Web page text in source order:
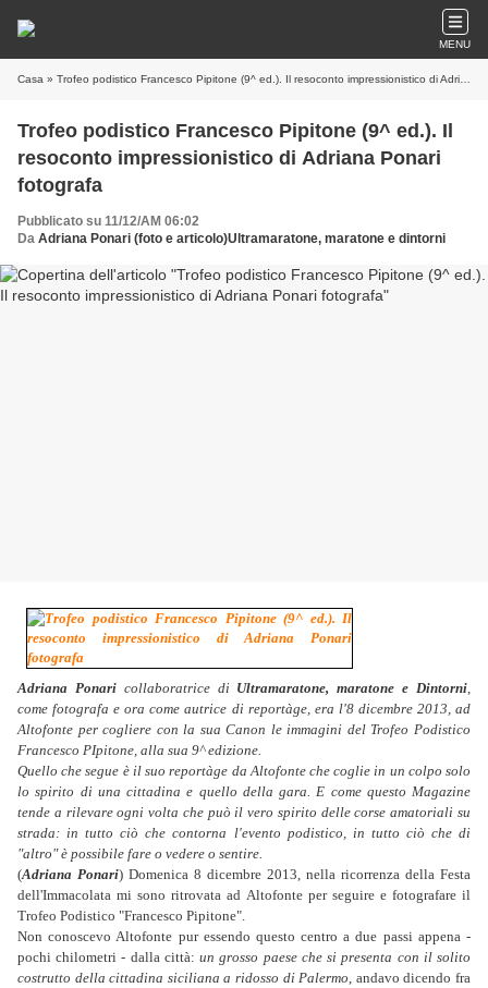
MENU
Casa » Trofeo podistico Francesco Pipitone (9^ ed.). Il resoconto impressionistico di Adriana Ponari fotografa
Trofeo podistico Francesco Pipitone (9^ ed.). Il
resoconto impressionistico di Adriana Ponari
fotografa
Pubblicato su 11/12/AM 06:02
Da Adriana Ponari (foto e articolo)Ultramaratone, maratone e dintorni
Adriana Ponaricollaboratrice di Ultramaratone, maratone e Dintorni,
come fotografa e ora come autrice di reportàge, era l'8 dicembre 2013, ad
Altofonte per cogliere con la sua Canon le immagini del Trofeo Podistico
Francesco PIpitone, alla sua 9^ edizione.
Quello che segue è il suo reportàge da Altofonte che coglie in un colpo solo
lo spirito di una cittadina e quello della gara. E come questo Magazine
tende a rilevare ogni volta che può il vero spirito delle corse amatoriali su
strada: in tutto ciò che contorna l'evento podistico, in tutto ciò che di
"altro" è possibile fare o vedere o sentire.
(Adriana Ponari) Domenica 8 dicembre 2013, nella ricorrenza della Festa
dell'Immacolata mi sono ritrovata ad Altofonte per seguire e fotografare il
Trofeo Podistico "Francesco Pipitone".
Non conoscevo Altofonte pur essendo questo centro a due passi appena -
pochi chilometri - dalla città:un grosso paese che si presenta con il solito
costrutto della cittadina siciliana a ridosso di Palermo, andavo dicendo fra